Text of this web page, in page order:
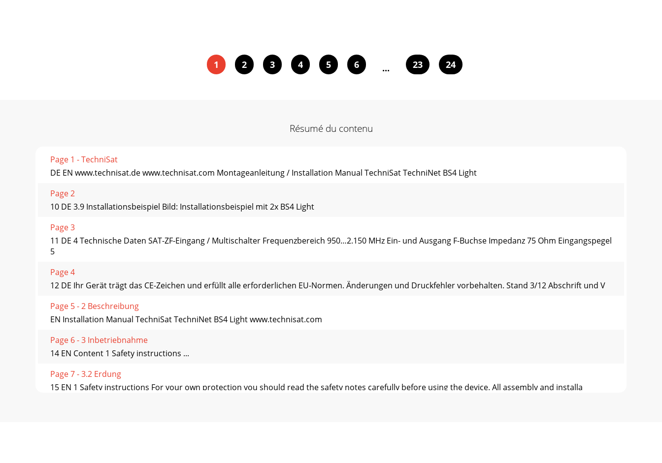
1 2 3 4 5 6 ... 23 24
Résumé du contenu
Page 1 - TechniSat
DE EN www.technisat.de www.technisat.com Montageanleitung / Installation Manual TechniSat TechniNet BS4 Light
Page 2
10 DE 3.9 Installationsbeispiel Bild: Installationsbeispiel mit 2x BS4 Light
Page 3
11 DE 4 Technische Daten SAT-ZF-Eingang / Multischalter Frequenzbereich 950…2.150 MHz Ein- und Ausgang F-Buchse Impedanz 75 Ohm Eingangspegel
5
Page 4
12 DE Ihr Gerät trägt das CE-Zeichen und erfüllt alle erforderlichen EU-Normen. Änderungen und Druckfehler vorbehalten. Stand 3/12 Abschrift und V
Page 5 - 2 Beschreibung
EN Installation Manual TechniSat TechniNet BS4 Light www.technisat.com
Page 6 - 3 Inbetriebnahme
14 EN Content 1 Safety instructions ...
Page 7 - 3.2 Erdung
15 EN 1 Safety instructions For your own protection you should read the safety notes carefully before using the device. All assembly and installa